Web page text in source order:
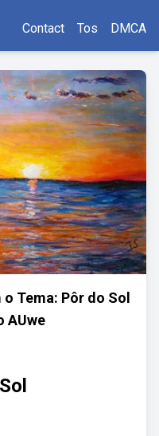
Contact Tos DMCA
Tema: Pôr do Sol
AUwe